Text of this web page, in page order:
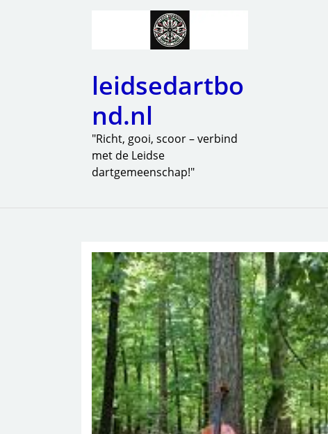
leidsedartbo
nd.nl
"Richt, gooi, scoor – verbind
met de Leidse
dartgemeenschap!"